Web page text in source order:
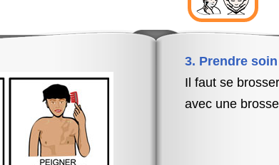
3. Prendre
Il faut se
avec une